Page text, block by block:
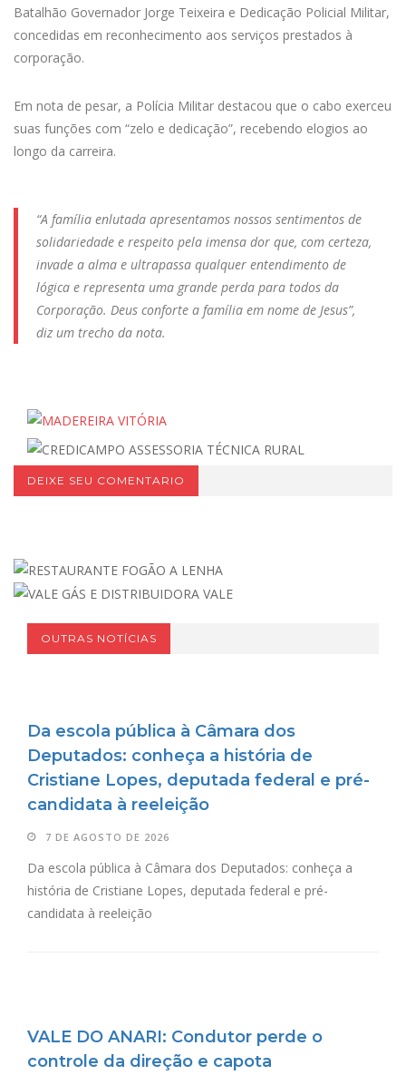
Batalhão Governador Jorge Teixeira e Dedicação Policial Militar,
concedidas em reconhecimento aos serviços prestados à
corporação.
Em nota de pesar, a Polícia Militar destacou que o cabo exerceu
suas funções com “zelo e dedicação”, recebendo elogios ao
longo da carreira.
“A família enlutada apresentamos nossos sentimentos de
solidariedade e respeito pela imensa dor que, com certeza,
invade a alma e ultrapassa qualquer entendimento de
lógica e representa uma grande perda para todos da
Corporação. Deus conforte a família em nome de Jesus”,
diz um trecho da nota.
DEIXE SEU COMENTARIO
OUTRAS NOTÍCIAS
Da escola pública à Câmara dos
Deputados: conheça a história de
Cristiane Lopes, deputada federal e pré-
candidata à reeleição
7 DE AGOSTO DE 2026
Da escola pública à Câmara dos Deputados: conheça a
história de Cristiane Lopes, deputada federal e pré-
candidata à reeleição
VALE DO ANARI: Condutor perde o
controle da direção e capota